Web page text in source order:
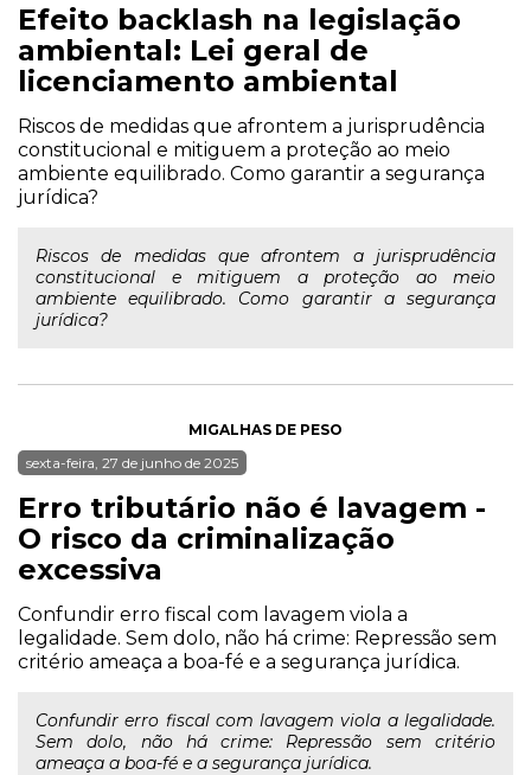
Efeito backlash na legislação
ambiental: Lei geral de
licenciamento ambiental
Riscos de medidas que afrontem a jurisprudência
constitucional e mitiguem a proteção ao meio
ambiente equilibrado. Como garantir a segurança
jurídica?
Riscos de medidas que afrontem a jurisprudência
constitucional e mitiguem a proteção ao meio
ambiente equilibrado. Como garantir a segurança
jurídica?
MIGALHAS DE PESO
sexta-feira, 27 de junho de 2025
Erro tributário não é lavagem -
O risco da criminalização
excessiva
Confundir erro fiscal com lavagem viola a
legalidade. Sem dolo, não há crime: Repressão sem
critério ameaça a boa-fé e a segurança jurídica.
Confundir erro fiscal com lavagem viola a legalidade.
Sem dolo, não há crime: Repressão sem critério
ameaça a boa-fé e a segurança jurídica.